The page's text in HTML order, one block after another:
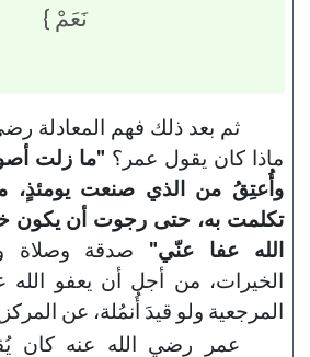
نَعَمْ }
ثم بعد ذلك فهم المعادلة
ماذا كان يقول عمر؟ "ما زلت
وأُعتِقُ من الذي صنعت يومئذٍ،
تكلمت به، حتى رجوت أن يكون
الله عفا عنّي" صدقة وصلاة
الخيرات، من أجل أن يعفو الله
المرجعية ولو قيدَ أُنمُلة، عن
عمر رضي الله عنه كان